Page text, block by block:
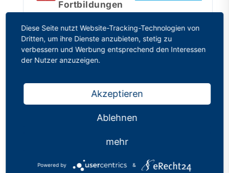
Fortbildungen
220.64 KB
1 Datei(en)
212.38 KB
Personalratsinfo
Fortbildungen
Diese Seite nutzt Website-Tracking-Technologien von
Dritten, um ihre Dienste anzubieten, stetig zu
verbessern und Werbung entsprechend den Interessen
der Nutzer anzuzeigen.
Akzeptieren
Ablehnen
mehr
Powered by &